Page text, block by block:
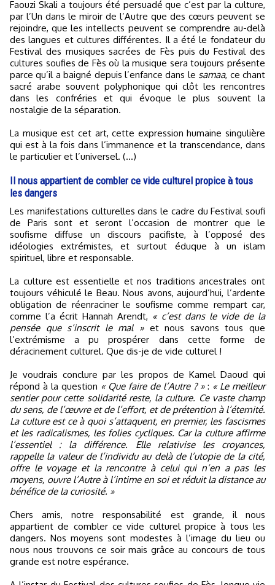
Faouzi Skali a toujours été persuadé que c’est par la culture,
par l’Un dans le miroir de l’Autre que des cœurs peuvent se
rejoindre, que les intellects peuvent se comprendre au-delà
des langues et cultures différentes. Il a été le fondateur du
Festival des musiques sacrées de Fès puis du Festival des
cultures soufies de Fès où la musique sera toujours présente
parce qu’il a baigné depuis l’enfance dans le samaa, ce chant
sacré arabe souvent polyphonique qui clôt les rencontres
dans les confréries et qui évoque le plus souvent la
nostalgie de la séparation.
La musique est cet art, cette expression humaine singulière
qui est à la fois dans l’immanence et la transcendance, dans
le particulier et l’universel. (...)
Il nous appartient de combler ce vide culturel propice à tous
les dangers
Les manifestations culturelles dans le cadre du Festival soufi
de Paris sont et seront l’occasion de montrer que le
soufisme diffuse un discours pacifiste, à l’opposé des
idéologies extrémistes, et surtout éduque à un islam
spirituel, libre et responsable.
La culture est essentielle et nos traditions ancestrales ont
toujours véhiculé le Beau. Nous avons, aujourd’hui, l’ardente
obligation de réenraciner le soufisme comme rempart car,
comme l’a écrit Hannah Arendt, « c’est dans le vide de la
pensée que s’inscrit le mal »et nous savons tous que
l’extrémisme a pu prospérer dans cette forme de
déracinement culturel. Que dis-je de vide culturel !
Je voudrais conclure par les propos de Kamel Daoud qui
répond à la question « Que faire de l’Autre ? »: « Le meilleur
sentier pour cette solidarité reste, la culture. Ce vaste champ
du sens, de l’œuvre et de l’effort, et de prétention à l’éternité.
La culture est ce à quoi s’attaquent, en premier, les fascismes
et les radicalismes, les folies cycliques. Car la culture affirme
l’essentiel : la différence. Elle relativise les croyances,
rappelle la valeur de l’individu au delà de l’utopie de la cité,
offre le voyage et la rencontre à celui qui n’en a pas les
moyens, ouvre l’Autre à l’intime en soi et réduit la distance au
bénéfice de la curiosité. »
Chers amis, notre responsabilité est grande, il nous
appartient de combler ce vide culturel propice à tous les
dangers. Nos moyens sont modestes à l’image du lieu ou
nous nous trouvons ce soir mais grâce au concours de tous
grande est notre espérance.